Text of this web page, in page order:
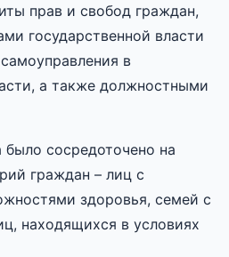
прав и свобод граждан,
государственной власти
в
а также должностными
сосредоточено на
граждан – лиц с
здоровья, семей с
находящихся в условиях